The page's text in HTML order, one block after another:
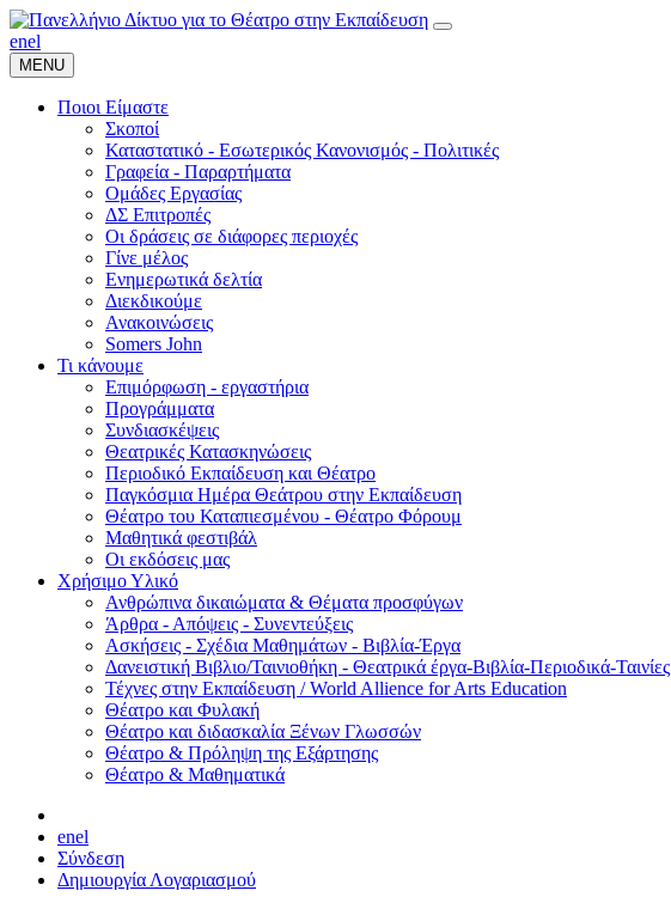
enel
MENU
Ποιοι Είμαστε
Σκοποί
Καταστατικό - Εσωτερικός Κανονισμός - Πολιτικές
Γραφεία - Παραρτήματα
Ομάδες Εργασίας
ΔΣ Επιτροπές
Οι δράσεις σε διάφορες περιοχές
Γίνε μέλος
Ενημερωτικά δελτία
Διεκδικούμε
Ανακοινώσεις
Somers John
Τι κάνουμε
Επιμόρφωση - εργαστήρια
Προγράμματα
Συνδιασκέψεις
Θεατρικές Κατασκηνώσεις
Περιοδικό Εκπαίδευση και Θέατρο
Παγκόσμια Ημέρα Θεάτρου στην Εκπαίδευση
Θέατρο του Καταπιεσμένου - Θέατρο Φόρουμ
Μαθητικά φεστιβάλ
Οι εκδόσεις μας
Χρήσιμο Υλικό
Ανθρώπινα δικαιώματα & Θέματα προσφύγων
Άρθρα - Απόψεις - Συνεντεύξεις
Ασκήσεις - Σχέδια Μαθημάτων - Βιβλία-Έργα
Δανειστική Βιβλιο/Ταινιοθήκη - Θεατρικά έργα-Βιβλία-Περιοδικά-Ταινίες
Τέχνες στην Εκπαίδευση / World Allience for Arts Education
Θέατρο και Φυλακή
Θέατρο και διδασκαλία Ξένων Γλωσσών
Θέατρο & Πρόληψη της Εξάρτησης
Θέατρο & Μαθηματικά
enel
Σύνδεση
Δημιουργία Λογαριασμού